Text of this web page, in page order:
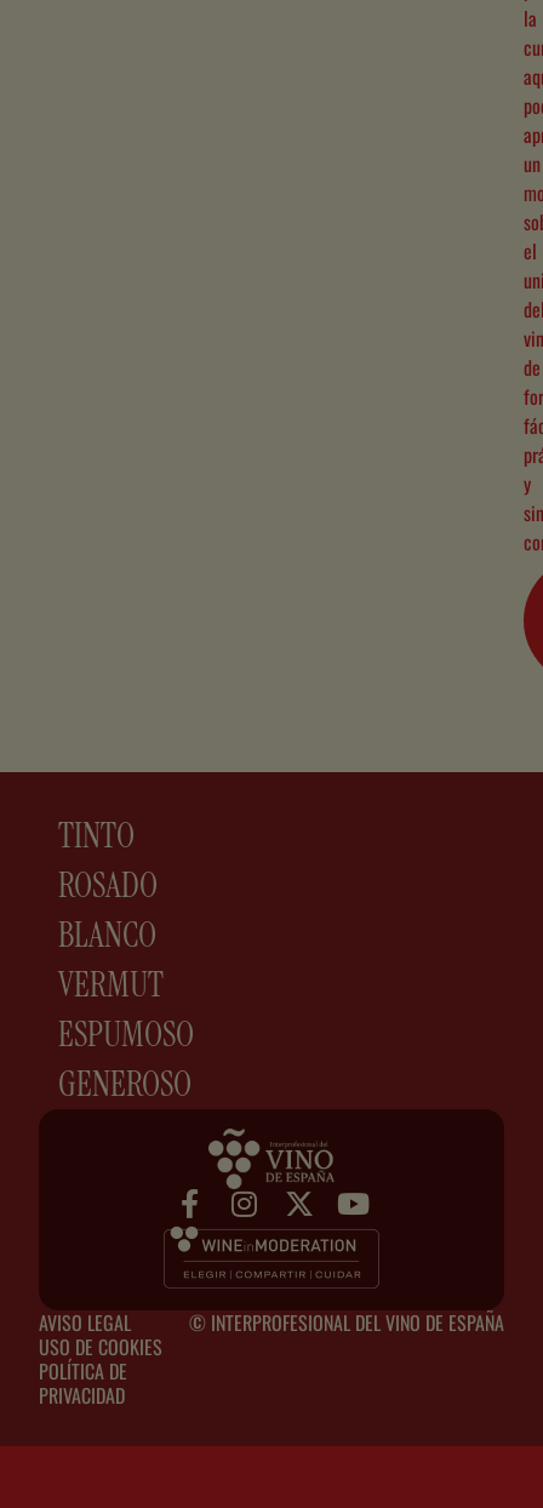
la
un
el
de
y
sin
TINTO
ROSADO
BLANCO
VERMUT
ESPUMOSO
GENEROSO
© INTERPROFESIONAL DEL VINO DE ESPAÑA
AVISO LEGAL
USO DE COOKIES
POLÍTICA DE
PRIVACIDAD